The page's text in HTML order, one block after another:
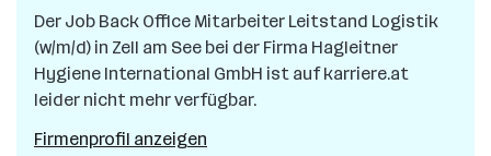
in
Salzburg
Der Job Back Office Mitarbeiter Leitstand Logistik
(w/m/d) in Zell am See bei der Firma Hagleitner
Hygiene International GmbH ist auf karriere.at
leider nicht mehr verfügbar.
Firmenprofil anzeigen